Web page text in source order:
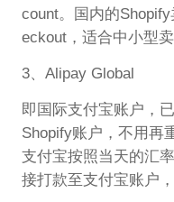
count。国内的
eckout，适合中小型卖
3、Alipay Global
即国际支付宝账户，
Shopify账户，不用再
支付宝按照当天的汇
接打款至支付宝账户